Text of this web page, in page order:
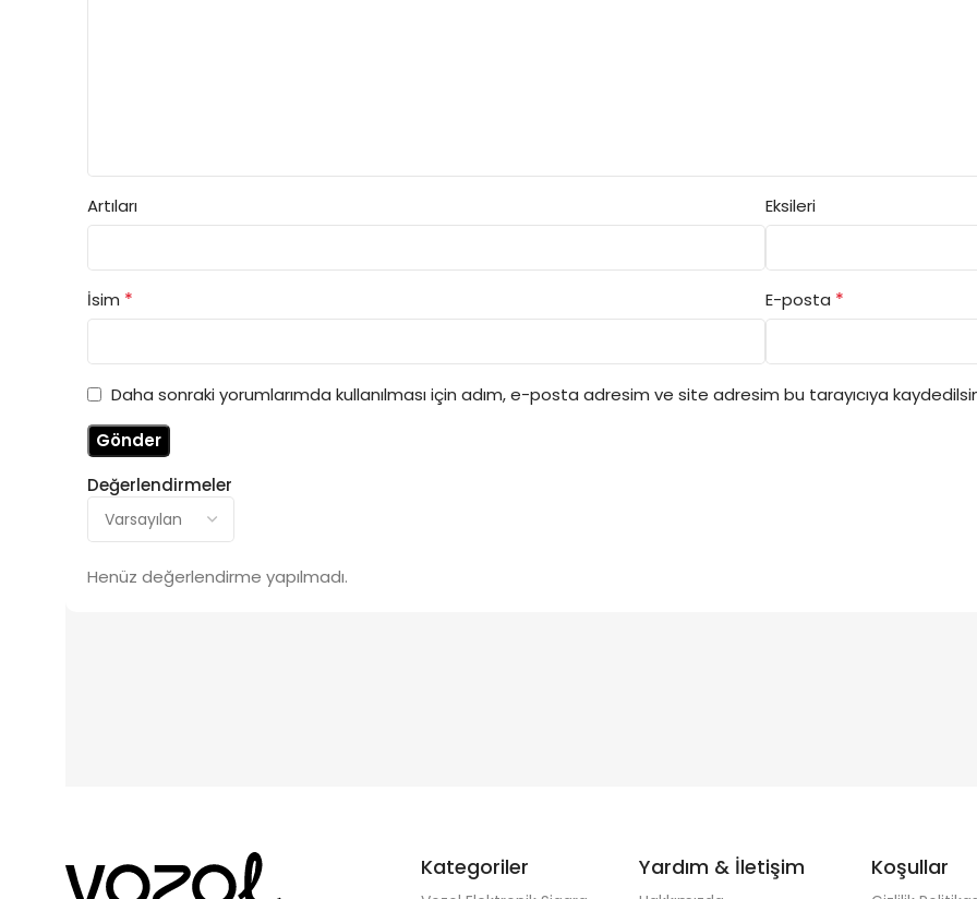
Değerlendirmeler
Henüz değerlendirme yapılmadı.
Artıları Eksileri
İsim * E-posta *
Daha sonraki yorumlarımda kullanılması için adım, e-posta adresim ve site adresim bu tarayıcıya
Kategoriler Yardım & İletişim Koşullar